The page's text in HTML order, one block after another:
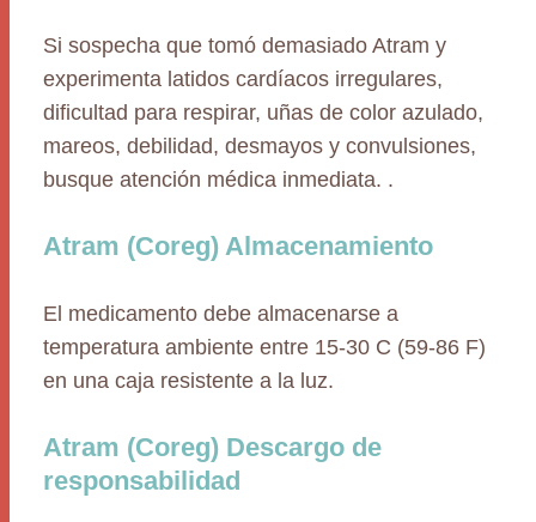
Si sospecha que tomó demasiado Atram y
experimenta latidos cardíacos irregulares,
dificultad para respirar, uñas de color azulado,
mareos, debilidad, desmayos y convulsiones,
busque atención médica inmediata. .
Atram (Coreg) Almacenamiento
El medicamento debe almacenarse a
temperatura ambiente entre 15-30 C (59-86 F)
en una caja resistente a la luz.
Atram (Coreg) Descargo de
responsabilidad